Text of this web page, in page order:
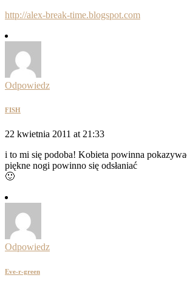
http://alex-break-time.blogspot.com
Odpowiedz
FISH
22 kwietnia 2011 at 21:33
i to mi się podoba! Kobieta powinna
piękne nogi powinno się odsłaniać
🙂
Odpowiedz
Eve-r-green